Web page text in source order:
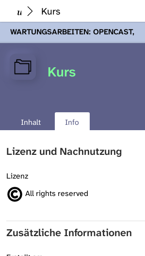
Kurs
WARTUNGSARBEITEN: OPENCAST,
PODCASTS & TOBIRA
Mi 19. August
Wartungsarbeiten an den Opencast-
Servern werden Ihnen Podcasts,
Kurs
Inhalt Info
Lizenz und Nachnutzung
Lizenz
All rights reserved
Zusätzliche Informationen